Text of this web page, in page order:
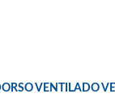
VENTILADO